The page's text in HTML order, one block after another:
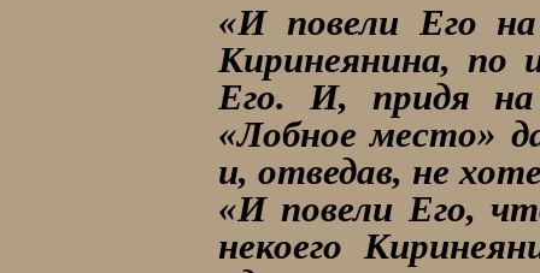
«И повели Его
Киринеянина, по
Его. И, придя на
«Лобное место»
и, отведав, не
«И повели Его,
некоего